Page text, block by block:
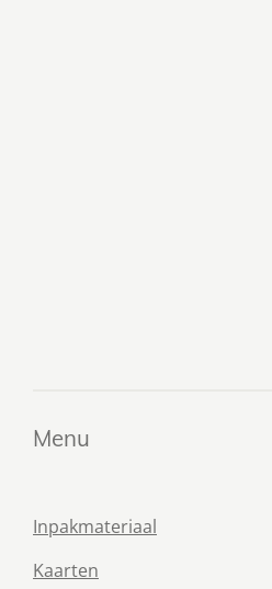
Menu
Inpakmateriaal
Kaarten